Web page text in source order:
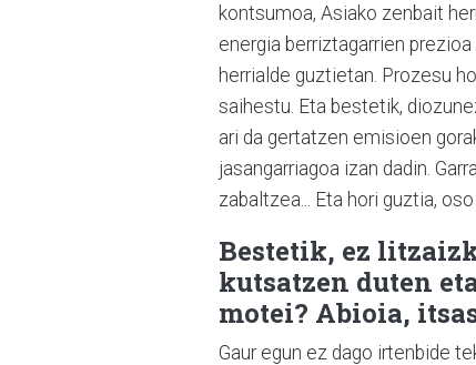
kontsumoa, Asiako zenbait
energia berriztagarrien
herrialde guztietan. Prozesu
saihestu. Eta bestetik,
ari da gertatzen emisioen
jasangarriagoa izan dadin.
zabaltzea... Eta hori guztia,
Bestetik, ez
kutsatzen duten
motei? Abioia,
Gaur egun ez dago irtenbide